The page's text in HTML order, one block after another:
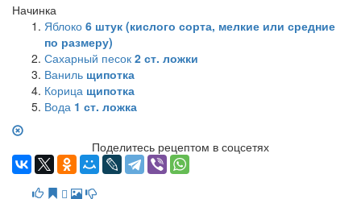
Начинка
Яблоко 6 штук (кислого сорта, мелкие или средние
по размеру)
Сахарный песок 2 ст. ложки
Ваниль щипотка
Корица щипотка
Вода 1 ст. ложка
Поделитесь рецептом в соцсетях